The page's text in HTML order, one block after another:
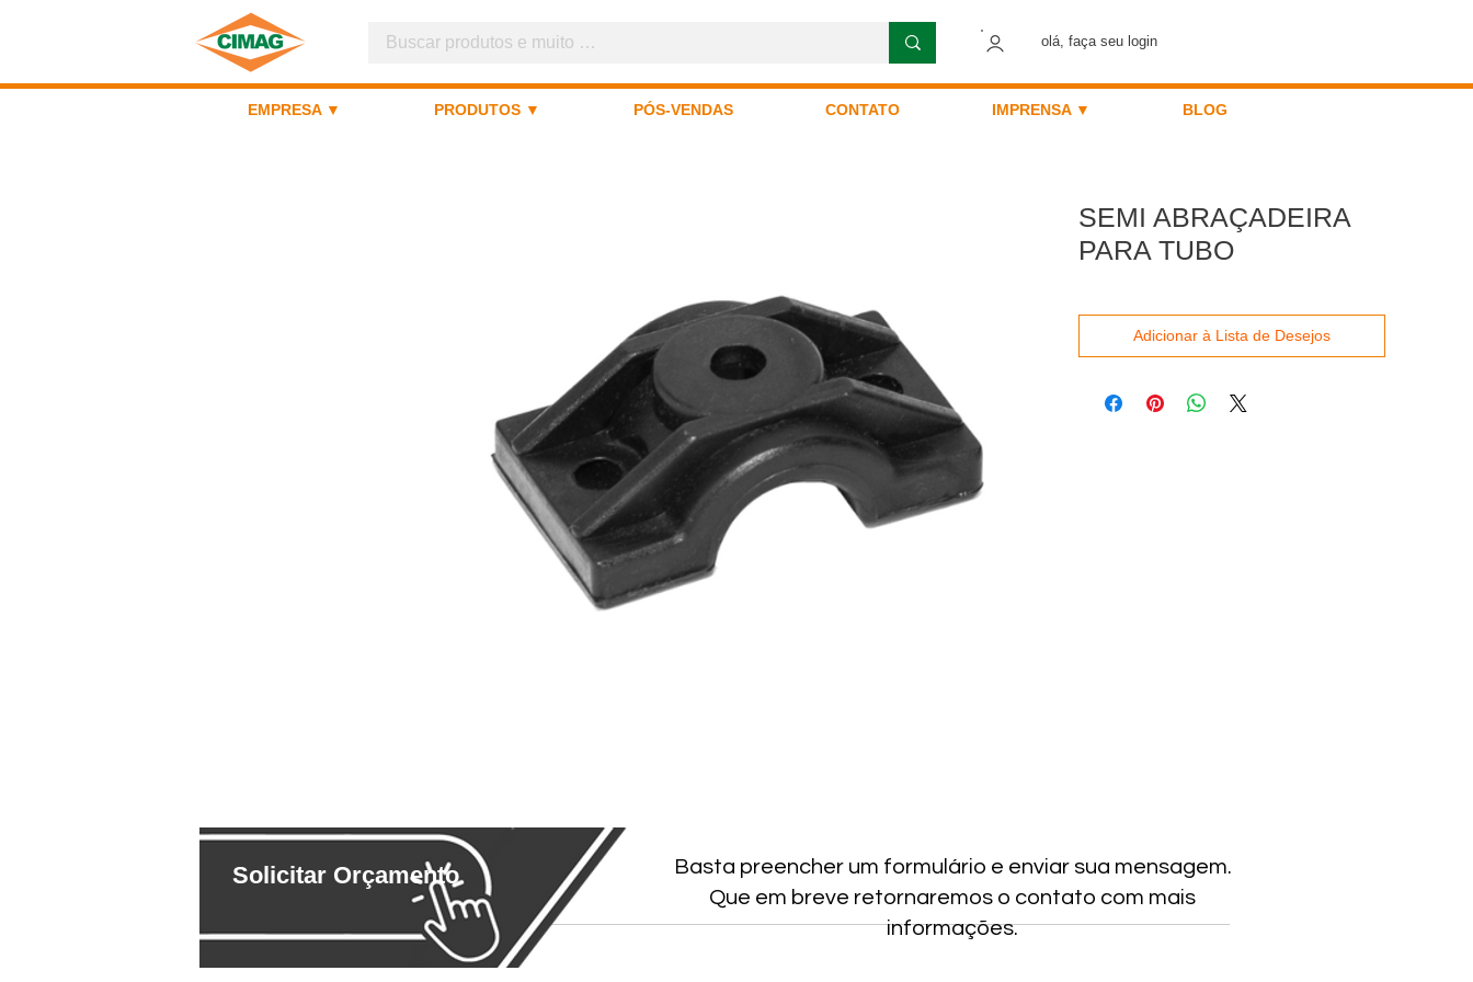
olá, faça seu login
EMPRESA ▼ PRODUTOS ▼ PÓS-VENDAS CONTATO IMPRENSA ▼ BLOG
SEMI ABRAÇADEIRA
PARA TUBO
Adicionar à Lista de Desejos
Solicitar Orçamento
Basta preencher um formulário e enviar sua mensagem.
Que em breve retornaremos o contato com mais
informações.